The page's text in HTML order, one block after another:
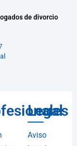
de divorcio
Legal
Aviso